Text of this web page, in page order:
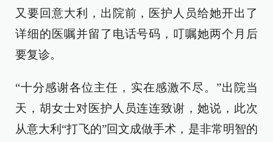
又要回意大利，出院前，医护人员给她开出了
详细的医嘱并留了电话号码，叮嘱她两个月后
要复诊。
“十分感谢各位主任，实在感激不尽。”出院当
天，胡女士对医护人员连连致谢，她说，此次
从意大利“打飞的”回文成做手术，是非常明智的